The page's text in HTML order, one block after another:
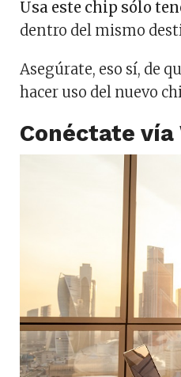
Usa este chip sólo
dentro del mismo
Asegúrate, eso sí, de
hacer uso del nuevo
Conéctate vía